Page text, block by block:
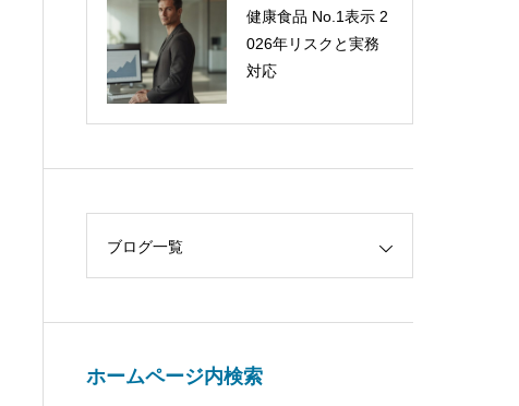
健康食品 No.1表示 2
026年リスクと実務
対応
ブログ一覧
ホームページ内検索